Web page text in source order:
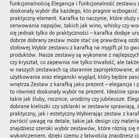
funkcjonalnością.Elegancja i funkcjonalność
doskonały wybór dla każdego, kto pragnie
praktyczny element. Karafka to naczynie, które służy
serwowania napojów, takich jak wino, whisky czy
się jednak tylko do praktyczności – karafka dodaje
dobrze dobrany zestaw może stać się prawdziwą
stołowej.Wybór zestawu z karafką na mygift.pl to
produktów. Nasze zestawy są wykonane z
czy kryształ, co zapewnia nie tylko trwałość, ale
w naszych zestawach są starannie zaprojektowane,
użytkowania oraz elegancki wygląd, który będzie
wnętrza.Zestaw z karafką jako prezent – elegancja i
to również doskonały wybór na prezent. Idealnie
takie jak śluby, rocznice, urodziny czy jubileusze.
dobrane kieliszki czy szklanki w zestawie sprawiają,
praktyczny, jak i estetyczny.Wybierając zestaw z
zwrócić uwagę na detale, takie jak design czy
znajdziesz szeroki wybór zestawów, które różnią się
wykończeniem, dzięki czemu z łatwością znajdziesz